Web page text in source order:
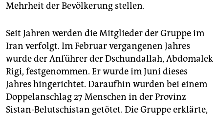
Mehrheit der Bevölkerung stellen.
Seit Jahren werden die Mitglieder der Gruppe im
Iran verfolgt. Im Februar vergangenen Jahres
wurde der Anführer der Dschundallah, Abdomalek
Rigi, festgenommen. Er wurde im Juni dieses
Jahres hingerichtet. Daraufhin wurden bei einem
Doppelanschlag 27 Menschen in der Provinz
Sistan-Belutschistan getötet. Die Gruppe erklärte,